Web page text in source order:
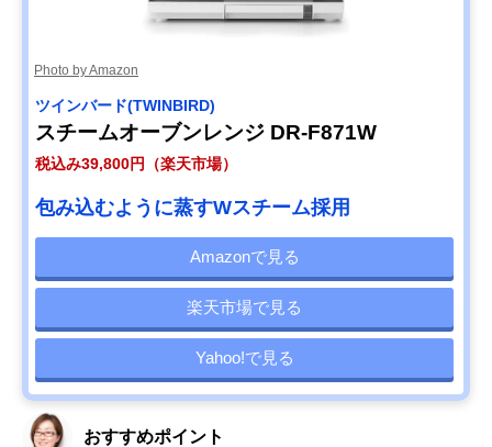
Photo by Amazon
ツインバード(TWINBIRD)
スチームオーブンレンジ DR-F871W
税込み39,800円（楽天市場）
包み込むように蒸すWスチーム採用
Amazonで見る
楽天市場で見る
Yahoo!で見る
おすすめポイント